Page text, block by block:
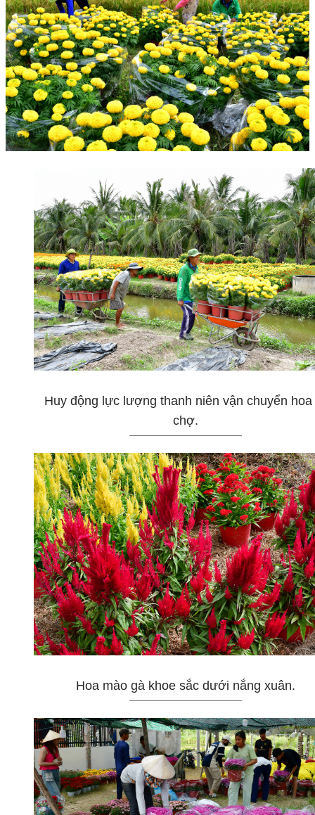
Huy động lực lượng thanh niên vận chuyển hoa
chợ.
Hoa mào gà khoe sắc dưới nắng xuân.